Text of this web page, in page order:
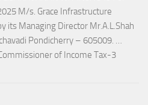
M/s. Grace Infrastructure
its Managing Director Mr.A.L.Shah
Pondicherry – 605009. …
of Income Tax-3